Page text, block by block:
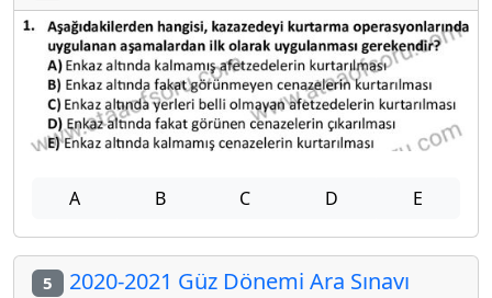
A B C D E
5 2020-2021 Güz Dönemi Ara Sınavı